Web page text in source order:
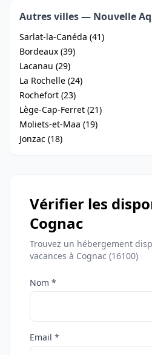
Autres villes — Nouvelle
Sarlat-la-Canéda (41)
Bordeaux (39)
Lacanau (29)
La Rochelle (24)
Rochefort (23)
Lège-Cap-Ferret (21)
Moliets-et-Maa (19)
Jonzac (18)
Vérifier les
Cognac
Trouvez un hébergement
vacances à Cognac (16100)
Nom *
Email *